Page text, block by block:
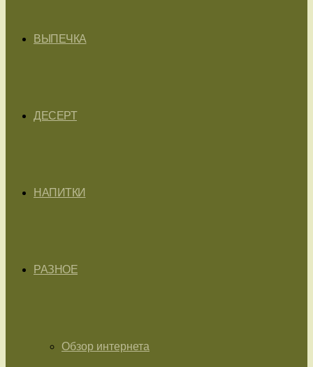
ВЫПЕЧКА
ДЕСЕРТ
НАПИТКИ
РАЗНОЕ
Обзор интернета